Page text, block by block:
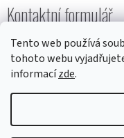
Tento web používá
tohoto webu
informacízde.
Kontaktní formulář